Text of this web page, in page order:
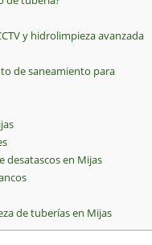
y hidrolimpieza avanzada
de saneamiento para
desatascos en Mijas
de tuberías en Mijas